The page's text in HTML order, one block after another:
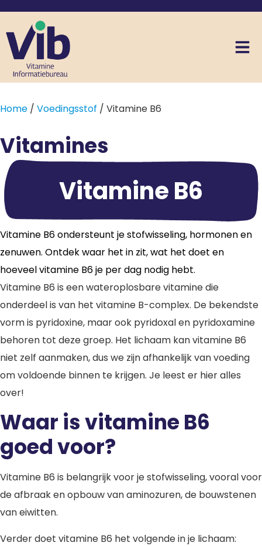
Home / Voedingsstof / Vitamine B6
Vitamines
Vitamine B6
Vitamine B6 ondersteunt je stofwisseling, hormonen en
zenuwen. Ontdek waar het in zit, wat het doet en
hoeveel vitamine B6 je per dag nodig hebt.
Vitamine B6 is een wateroplosbare vitamine die
onderdeel is van het vitamine B-complex. De bekendste
vorm is pyridoxine, maar ook pyridoxal en pyridoxamine
behoren tot deze groep. Het lichaam kan vitamine B6
niet zelf aanmaken, dus we zijn afhankelijk van voeding
om voldoende binnen te krijgen. Je leest er hier alles
over!
Waar is vitamine B6
goed voor?
Vitamine B6 is belangrijk voor je stofwisseling, vooral voor
de afbraak en opbouw van aminozuren, de bouwstenen
van eiwitten.
Verder doet vitamine B6 het volgende in je lichaam: